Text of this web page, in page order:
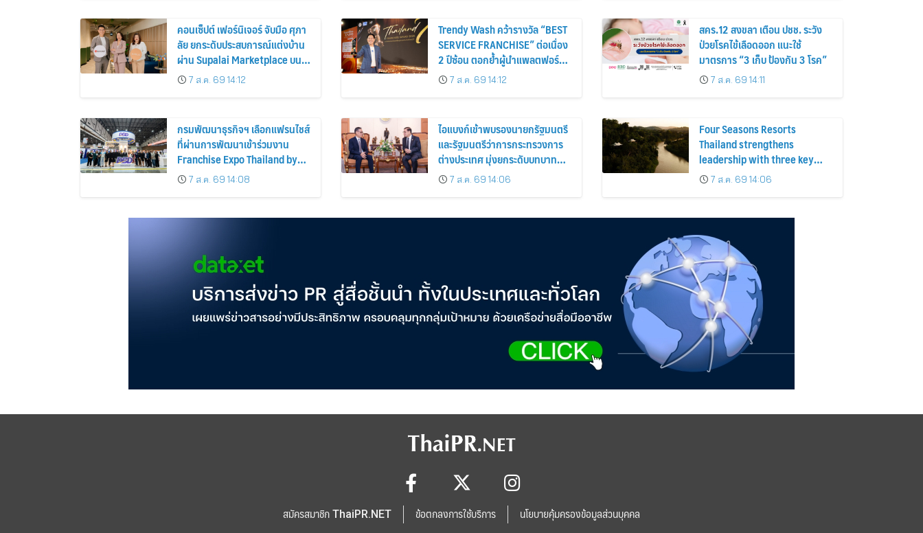
คอนเซ็ปต์ เฟอร์นิเจอร์ จับมือ ศุภา
ลัย ยกระดับประสบการณ์แต่งบ้าน
ผ่าน Supalai Marketplace บน
SABAI Application
7 ส.ค. 69 14:12
Trendy Wash คว้ารางวัล “BEST
SERVICE FRANCHISE” ต่อเนื่อง
2 ปีซ้อน ตอกย้ำผู้นำแพลตฟอร์ม
ร้านสะดวกซัก ในงาน Thailand
Franchise Award 2026
7 ส.ค. 69 14:12
สคร.12 สงขลา เตือน ปชช. ระวัง
ป่วยโรคไข้เลือดออก แนะใช้
มาตรการ “3 เก็บ ป้องกัน 3 โรค”
7 ส.ค. 69 14:11
กรมพัฒนาธุรกิจฯ เลือกแฟรนไชส์
ที่ผ่านการพัฒนาเข้าร่วมงาน
Franchise Expo Thailand by
Smart SME Expo พร้อมมอบ
รางวัล DBD Thailand Franchise
7 ส.ค. 69 14:08
ไอแบงก์เข้าพบรองนายกรัฐมนตรี
และรัฐมนตรีว่าการกระทรวงการ
ต่างประเทศ มุ่งยกระดับบทบาท
การเงินอิสลามของประเทศไทยบน
เวทีการเงินโลก
7 ส.ค. 69 14:06
Four Seasons Resorts
Thailand strengthens
leadership with three key
appointments
7 ส.ค. 69 14:06
สมัครสมาชิก ThaiPR.NET ข้อตกลงการใช้บริการ นโยบายคุ้มครองข้อมูลส่วนบุคคล